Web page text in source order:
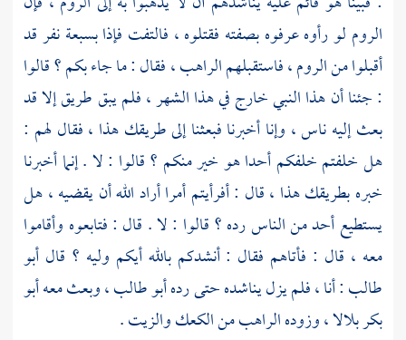
الروم لو رأوه عرفوه بصفته فقتلوه ، فالتفت فإذا بسبعة نفر قد
أقبلوا منالروم ،فاستقبلهم الراهب ، فقال : ما جاء بكم ؟ قالوا
: جئنا أن هذا النبي خارج في هذا الشهر ، فلم يبق طريق إلا قد
بعث إليه ناس ، وإنا أخبرنا فبعثنا إلى طريقك هذا ، فقال لهم :
هل خلفتم خلفكم أحدا هو خير منكم ؟ قالوا : لا . إنما أخبرنا
خبره بطريقك هذا ، قال : أفرأيتم أمرا أراد الله أن يقضيه ، هل
يستطيع أحد من الناس رده ؟ قالوا : لا . قال : فتابعوه وأقاموا
معه ، قال : فأتاهم فقال : أنشدكم بالله أيكم وليه ؟ قال أبو
طالب: أنا ، فلم يزل يناشده حتى ردهأبو طالب ،وبعث معهأبو
بكربلالا ،وزوده الراهب من الكعك والزيت .